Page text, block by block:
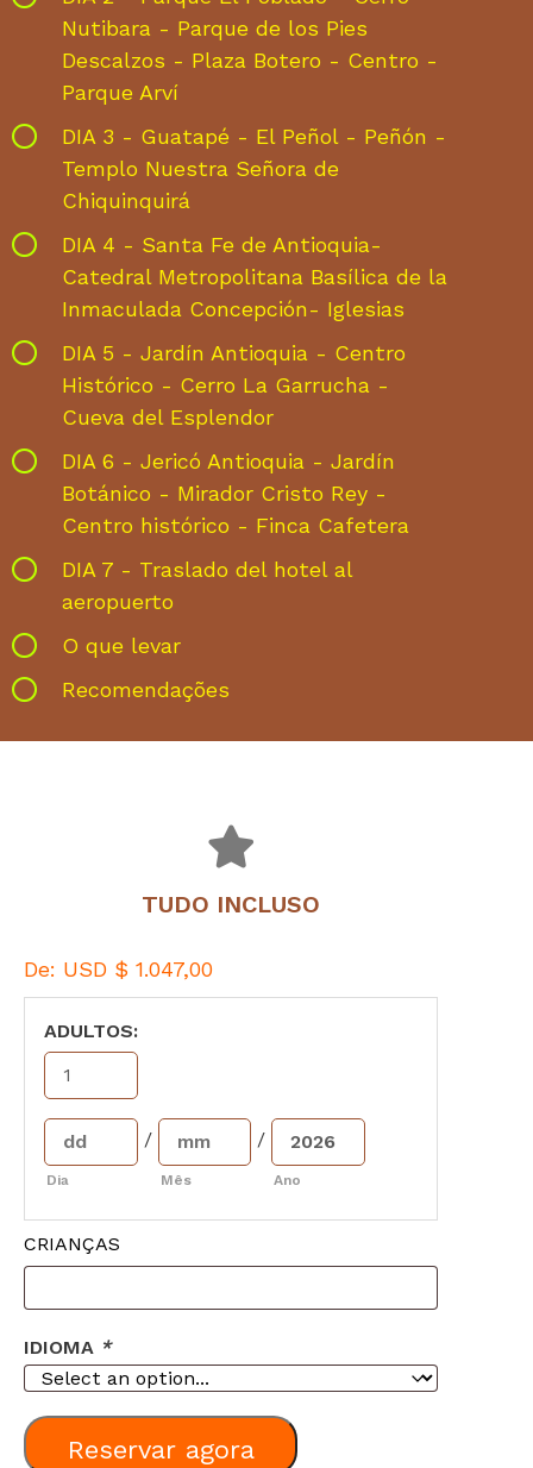
Nutibara - Parque de los Pies
Descalzos - Plaza Botero - Centro -
Parque Arví
DIA 3 - Guatapé - El Peñol - Peñón -
Templo Nuestra Señora de
Chiquinquirá
DIA 4 - Santa Fe de Antioquia-
Catedral Metropolitana Basílica de la
Inmaculada Concepción- Iglesias
DIA 5 - Jardín Antioquia - Centro
Histórico - Cerro La Garrucha -
Cueva del Esplendor
DIA 6 - Jericó Antioquia - Jardín
Botánico - Mirador Cristo Rey -
Centro histórico - Finca Cafetera
DIA 7 - Traslado del hotel al
aeropuerto
O que levar
Recomendações
TUDO INCLUSO
De: USD $ 1.047,00
ADULTOS:
Dia
/
Mês
/
Ano
CRIANÇAS
IDIOMA *
Reservar agora